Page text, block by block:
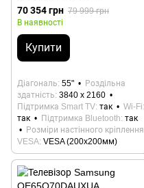
70 354 грн 79 999 грн
В наявності
Купити
Діагональ 55"
Роздільна
здатність 3840 x 2160
Підтримка Smart TV так
Wi-Fi
так
Підтримка Bluetooth так
Розміри настінного кріплення
VESA VESA (200x200мм)